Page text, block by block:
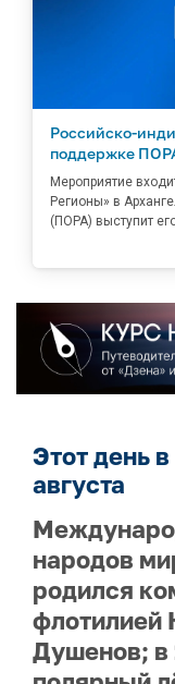
Российско-
поддержке
Мероприятие
Регионы» в
(ПОРА) выступит
Этот день
августа
народов
родился
флотилией
Душенов; в